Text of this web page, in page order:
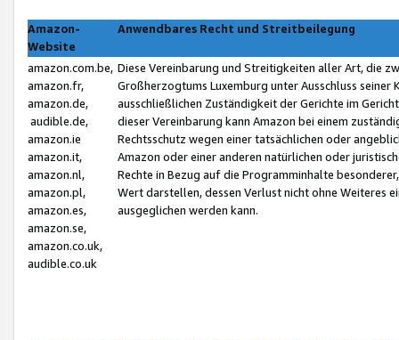
Amazon-
Website
Anwendbares Recht und Streitbeilegung
amazon.com.be,
amazon.fr,
amazon.de,
audible.de,
amazon.ie
amazon.it,
amazon.nl,
amazon.pl,
amazon.es,
amazon.se,
amazon.co.uk,
audible.co.uk
Diese Vereinbarung und Streitigkeiten aller Art, die
Großherzogtums Luxemburg unter Ausschluss
ausschließlichen Zuständigkeit der Gerichte im
dieser Vereinbarung kann Amazon bei einem
Rechtsschutz wegen einer tatsächlichen oder
Amazon oder einer anderen natürlichen oder
Rechte in Bezug auf die Programminhalte
Wert darstellen, dessen Verlust nicht ohne Weiteres
ausgeglichen werden kann.